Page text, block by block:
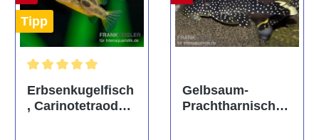
Tipp
Erbsenkugelfisch
, Carinotetraodon
Gelbsaum-
Prachtharnischw